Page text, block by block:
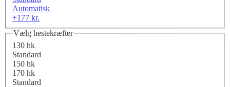
Automatisk
+177 kr.
Vælg hestekræfter
130 hk
Standard
150 hk
170 hk
Standard